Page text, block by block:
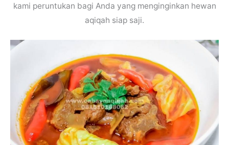
kami peruntukan bagi Anda yang menginginkan hewan
aqiqah siap saji.